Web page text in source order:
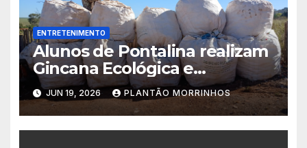
ENTRETENIMENTO
Alunos de Pontalina realizam
Gincana Ecológica e
conquistam visita ao Parque
Jatobá Centenário em
Morrinhos.
JUN 19, 2026 PLANTÃO MORRINHOS